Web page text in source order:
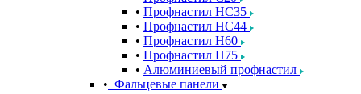
Профнастил НС35
Профнастил НС44
Профнастил Н60
Профнастил Н75
Алюминиевый профнастил
Фальцевые панели